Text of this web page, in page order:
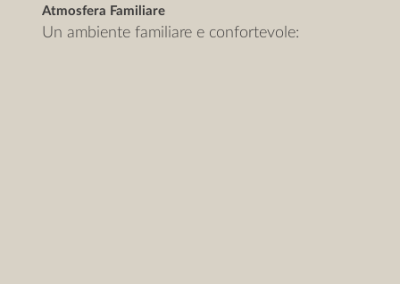
Atmosfera Familiare
Un ambiente familiare e confortevole: